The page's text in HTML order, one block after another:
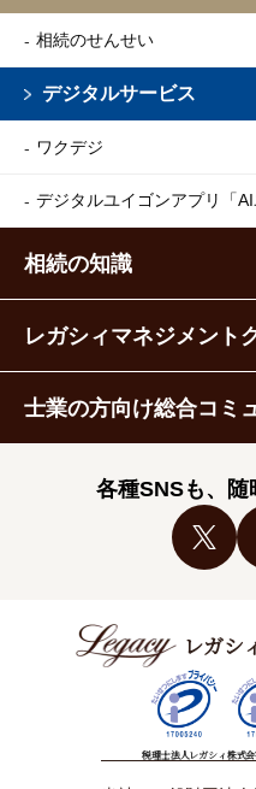
相続のせんせい
デジタルサービス
ワクデジ
デジタルユイゴンアプリ 「
相続の知識
レガシィマネジメント
士業の方向け総合コミ
各種SNSも、随
レガシ
税理士法人レガシィ株式